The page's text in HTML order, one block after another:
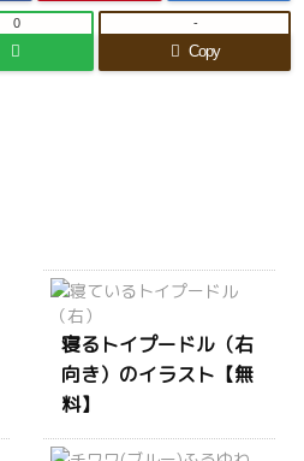
0
Copy
-
寝るトイプードル（右
向き）のイラスト【無
料】